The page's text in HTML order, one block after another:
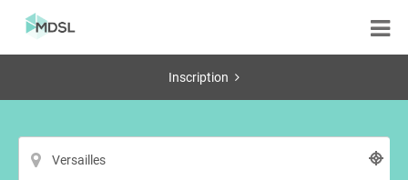
Inscription